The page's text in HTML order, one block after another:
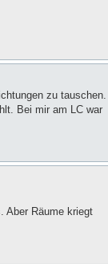
zu tauschen.
Bei mir am LC war
Aber Räume kriegt